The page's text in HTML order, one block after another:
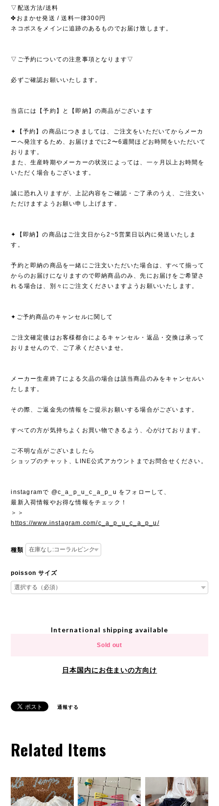
▽配送方法/送料
✤おまかせ発送 / 送料一律300円
ネコポスをメインに追跡のあるものでお届け致します。
▽ご予約についての注意事項となります▽
必ずご確認お願いいたします。
当店には【予約】と【即納】の商品がございます
✦【予約】の商品につきましては、ご注文をいただいてからメーカ
ーへ発注するため、お届けまでに2〜6週間ほどお時間をいただいて
おります。
また、生産時期やメーカーの状況によっては、一ヶ月以上お時間を
いただく場合もございます。
誠に恐れ入りますが、上記内容をご確認・ご了承のうえ、ご注文い
ただけますようお願い申し上げます。
✦【即納】の商品はご注文日から2~5営業日以内に発送いたしま
す。
予約と即納の商品を一緒にご注文いただいた場合は、すべて揃って
からのお届けになりますので即納商品のみ、先にお届けをご希望さ
れる場合は、別々にご注文くださいますようお願いいたします。
✦ご予約商品のキャンセルに関して
ご注文確定後はお客様都合によるキャンセル・返品・交換は承って
おりませんので、ご了承くださいませ。
メーカー生産終了による欠品の場合は該当商品のみをキャンセルい
たします。
その際、ご返金先の情報をご提示お願いする場合がございます。
すべての方が気持ちよくお買い物できるよう、心がけております。
ご不明な点がございましたら
ショップのチャット、LINE公式アカウントまでお問合せください。
instagramで @c_a_p_u_c_a_p_u をフォローして、
最新入荷情報やお得な情報をチェック！
＞＞
https://www.instagram.com/c_a_p_u_c_a_p_u/
種類
poisson サイズ
International shipping available
Sold out
日本国内にお住まいの方向け
通報する
Related Items